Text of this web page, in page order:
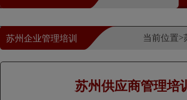
苏州企业管理培训 当前位置>
苏州供应商管理培训